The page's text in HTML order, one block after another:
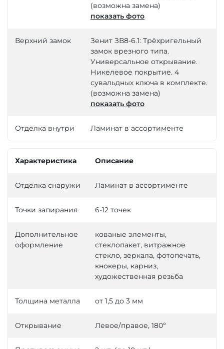
(возможна замена)
показать фото
Верхний замок
Зенит ЗВ8-6.1: Трёхригельный
замок врезного типа.
Универсальное открывание.
Никелевое покрытие. 4
сувальдных ключа в комплекте.
(возможна замена)
показать фото
Отделка внутри Ламинат в ассортименте
Характеристика Описание
Отделка снаружи Ламинат в ассортименте
Точки запирания 6-12 точек
Дополнительное
оформление
кованые элементы,
стеклопакет, витражное
стекло, зеркала, фотопечать,
кнокеры, карниз,
художественная резьба
Толщина металла от 1,5 до 3 мм
Открывание Левое/правое, 180º